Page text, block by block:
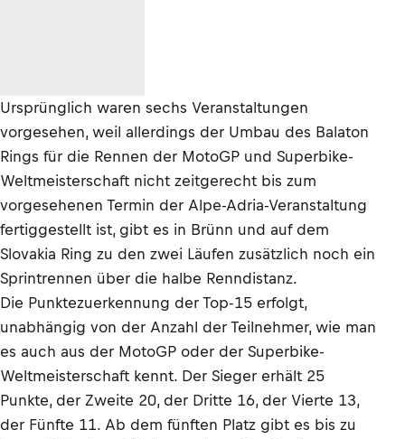
Ursprünglich waren sechs Veranstaltungen
vorgesehen, weil allerdings der Umbau des Balaton
Rings für die Rennen der MotoGP und Superbike-
Weltmeisterschaft nicht zeitgerecht bis zum
vorgesehenen Termin der Alpe-Adria-Veranstaltung
fertiggestellt ist, gibt es in Brünn und auf dem
Slovakia Ring zu den zwei Läufen zusätzlich noch ein
Sprintrennen über die halbe Renndistanz.
Die Punktezuerkennung der Top-15 erfolgt,
unabhängig von der Anzahl der Teilnehmer, wie man
es auch aus der MotoGP oder der Superbike-
Weltmeisterschaft kennt. Der Sieger erhält 25
Punkte, der Zweite 20, der Dritte 16, der Vierte 13,
der Fünfte 11. Ab dem fünften Platz gibt es bis zu